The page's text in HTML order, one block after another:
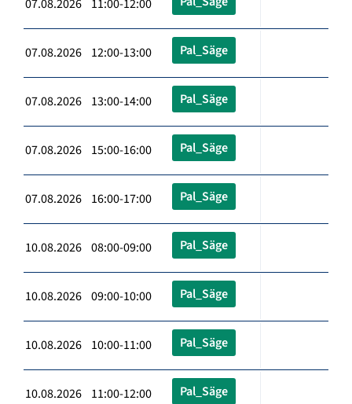
07.08.2026 11:00-12:00
07.08.2026 12:00-13:00 Pal_Säge
07.08.2026 13:00-14:00 Pal_Säge
07.08.2026 15:00-16:00 Pal_Säge
07.08.2026 16:00-17:00 Pal_Säge
10.08.2026 08:00-09:00 Pal_Säge
10.08.2026 09:00-10:00 Pal_Säge
10.08.2026 10:00-11:00 Pal_Säge
10.08.2026 11:00-12:00 Pal_Säge